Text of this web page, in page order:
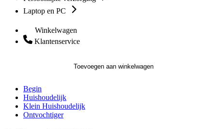
Laptop en PC
Winkelwagen
Klantenservice
Toevoegen aan winkelwagen
Begin
Huishoudelijk
Klein Huishoudelijk
Ontvochtiger